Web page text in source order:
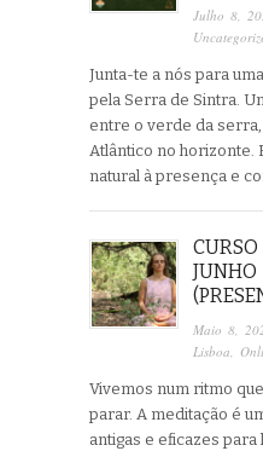
Julho 8,
Junta-te a nós para
pela Serra de Sintra.
entre o verde da
Atlântico no horizonte.
natural à presença e
JUNHO
Maio 8,
Lisboa,
Vivemos num ritmo
parar. A meditação é
antigas e eficazes